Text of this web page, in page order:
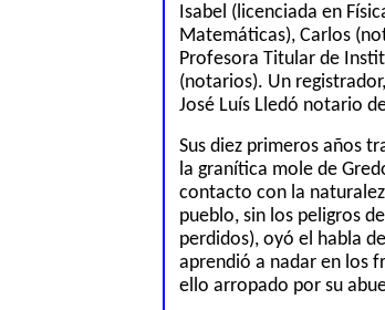
Isabel ( licenciada en
Matemáticas), Carlos
Profesora Titular de
(notarios). Un
José Luís Lledó notario
Sus diez primeros años
la granítica mole de
contacto con la
pueblo, sin los peligros
perdidos), oyó el habla
aprendió a nadar en los
ello arropado por su